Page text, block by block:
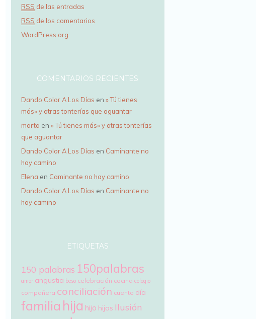
m
a
i
RSS de las entradas
RSS de los comentarios
WordPress.org
COMENTARIOS RECIENTES
Dando Color A Los Días en » Tú tienes
más» y otras tonterías que aguantar
marta en » Tú tienes más» y otras tonterías
que aguantar
Dando Color A Los Días en Caminante no
hay camino
Elena en Caminante no hay camino
Dando Color A Los Días en Caminante no
hay camino
ETIQUETAS
150 palabras 150palabras
amor angustia beso celebración cocina colegio
compañera conciliación cuento día
familia hija hijo hijos Ilusión